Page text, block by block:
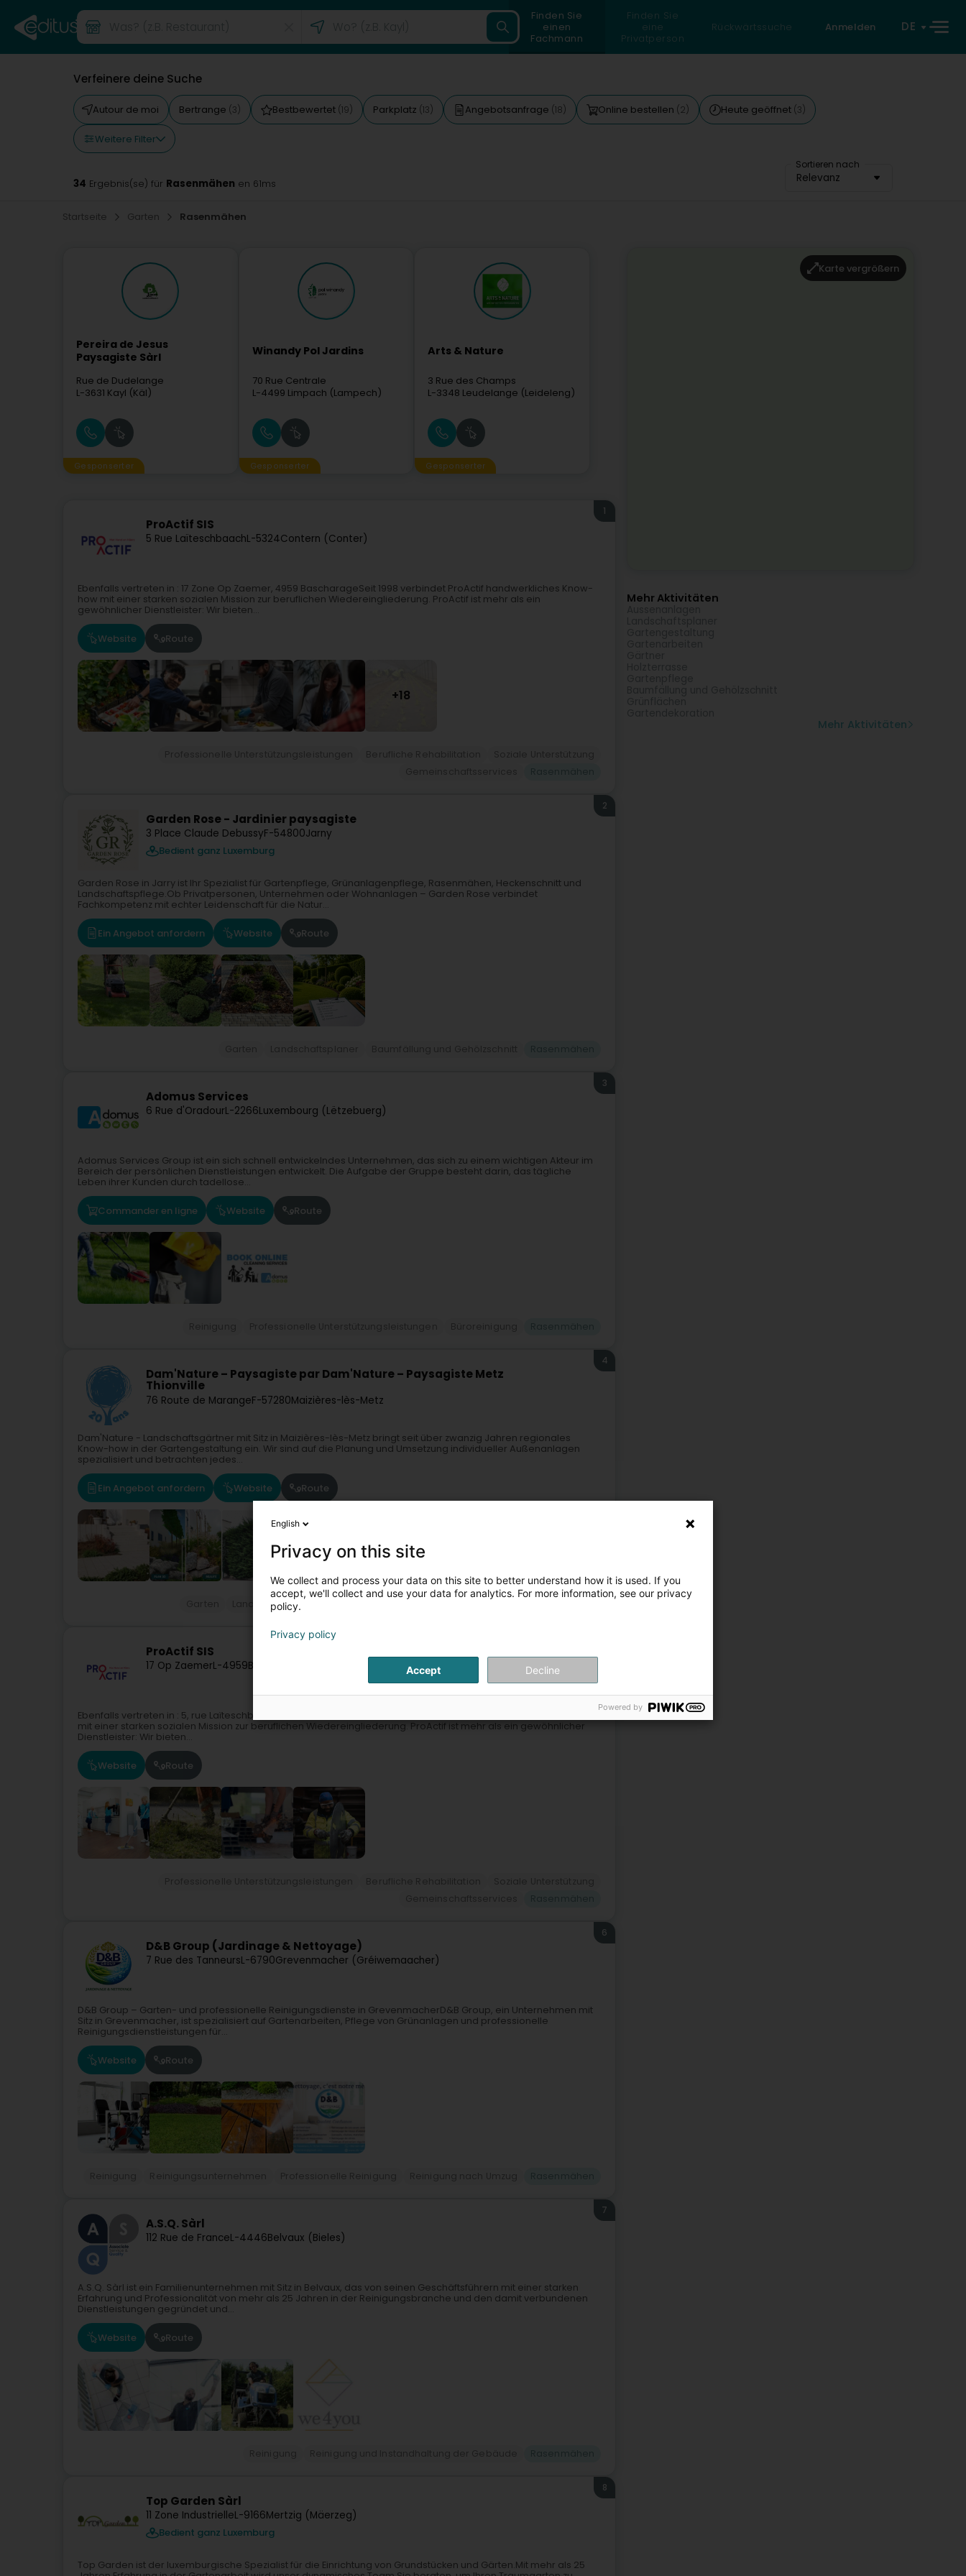
Finden Sie
einen
Fachmann
Finden Sie
eine
Privatperson
Rückwärtssuche Anmelden DE
Verfeinere deine Suche
Autour de moi Bertrange (3) Bestbewertet (19) Parkplatz (13) Angebotsanfrage (18) Online bestellen (2) Heute geöffnet (3)
Weitere Filter
Sortieren nach
Relevanz
34 Ergebnis(se) für Rasenmähen en 61ms
Startseite Garten Rasenmähen
Pereira de Jesus
Paysagiste Sàrl
Rue de Dudelange
L-3631 Kayl (Käl)
Gesponserter
Winandy Pol Jardins
70 Rue Centrale
L-4499 Limpach (Lampech)
Gesponserter
Arts & Nature
3 Rue des Champs
L-3348 Leudelange (Leideleng)
Gesponserter
ProActif SIS
5 Rue LaïteschbaachL-5324Contern (Conter)
1
Ebenfalls vertreten in : 17 Zone Op Zaemer, 4959 BascharageSeit 1998 verbindet ProActif handwerkliches Know-
how mit einer starken sozialen Mission zur beruflichen Wiedereingliederung. ProActif ist mehr als ein
gewöhnlicher Dienstleister: Wir bieten...
Website Route
+18
Garden Rose - Jardinier paysagiste
3 Place Claude DebussyF-54800Jarny
Bedient ganz Luxemburg
2
Garden Rose in Jarry ist Ihr Spezialist für Gartenpflege, Grünanlagenpflege, Rasenmähen, Heckenschnitt und
Landschaftspflege.Ob Privatpersonen, Unternehmen oder Wohnanlagen – Garden Rose verbindet
Fachkompetenz mit echter Leidenschaft für die Natur...
Ein Angebot anfordern Website Route
Adomus Services
6 Rue d'OradourL-2266Luxembourg (Lëtzebuerg)
3
Adomus Services Group ist ein sich schnell entwickelndes Unternehmen, das sich zu einem wichtigen Akteur im
Bereich der persönlichen Dienstleistungen entwickelt. Die Aufgabe der Gruppe besteht darin, das tägliche
Leben ihrer Kunden durch tadellose...
Commander en ligne Website Route
Dam'Nature – Paysagiste par Dam'Nature – Paysagiste Metz
Thionville
76 Route de MarangeF-57280Maizières-lès-Metz
4
Dam'Nature - Landschaftsgärtner mit Sitz in Maizières-lès-Metz bringt seit über zwanzig Jahren regionales
Know-how in der Gartengestaltung ein. Wir sind auf die Planung und Umsetzung individueller Außenanlagen
spezialisiert und betrachten jedes...
Ein Angebot anfordern Website Route
Landschaftsplaner
ProActif SIS
17 Op ZaemerL-4959Bascharage (Nidderkäerjeng)
Ebenfalls vertreten in : 5, rue Laïteschbaach, 5324 ConternSeit 1998 verbindet ProActif handwerkliches Know-how
mit einer starken sozialen Mission zur beruflichen Wiedereingliederung. ProActif ist mehr als ein gewöhnlicher
Dienstleister: Wir bieten...
Website Route
D&B Group (Jardinage & Nettoyage)
7 Rue des TanneursL-6790Grevenmacher (Gréiwemaacher)
6
D&B Group – Garten- und professionelle Reinigungsdienste in GrevenmacherD&B Group, ein Unternehmen mit
Sitz in Grevenmacher, ist spezialisiert auf Gartenarbeiten, Pflege von Grünanlagen und professionelle
Reinigungsdienstleistungen für...
Website Route
A.S.Q. Sàrl
112 Rue de FranceL-4446Belvaux (Bieles)
7
A.S.Q. Sàrl ist ein Familienunternehmen mit Sitz in Belvaux, das von seinen Geschäftsführern mit einer starken
Erfahrung und Professionalität von mehr als 25 Jahren in der Reinigungsbranche und den damit verbundenen
Dienstleistungen gegründet und...
Website Route
Top Garden Sàrl
11 Zone IndustrielleL-9166Mertzig (Mäerzeg)
Bedient ganz Luxemburg
8
Top Garden ist der luxemburgische Spezialist für die Einrichtung von Grundstücken und Gärten.Mit mehr als 25
Karte vergrößern
Mehr Aktivitäten
Mehr Aktivitäten
English
Privacy on this site
We collect and process your data on this site to better understand how it is used. If you
accept, we'll collect and use your data for analytics. For more information, see our privacy
policy.
Privacy policy
Accept Decline
Powered by